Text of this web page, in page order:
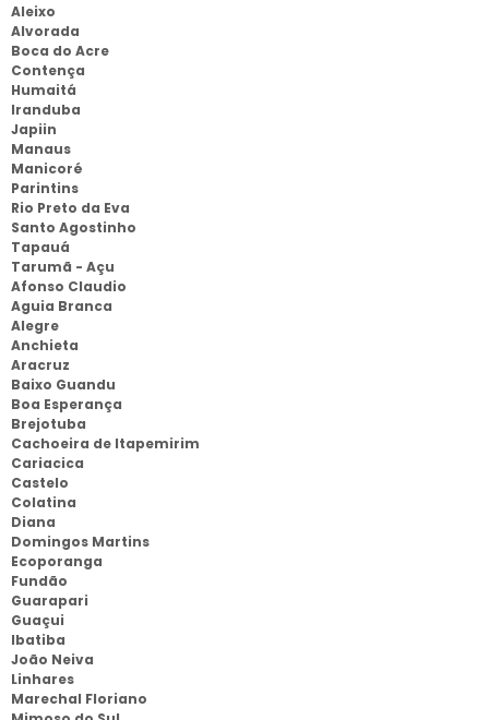
Aleixo
Alvorada
Boca do Acre
Contença
Humaitá
Iranduba
Japiin
Manaus
Manicoré
Parintins
Rio Preto da Eva
Santo Agostinho
Tapauá
Tarumã - Açu
Afonso Claudio
Aguia Branca
Alegre
Anchieta
Aracruz
Baixo Guandu
Boa Esperança
Brejotuba
Cachoeira de Itapemirim
Cariacica
Castelo
Colatina
Diana
Domingos Martins
Ecoporanga
Fundão
Guarapari
Guaçui
Ibatiba
João Neiva
Linhares
Marechal Floriano